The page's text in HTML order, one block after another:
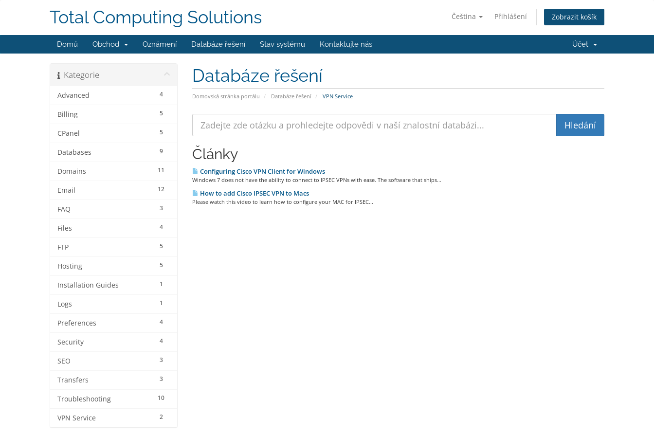
Čeština Přihlášení Zobrazit košík
Total Computing Solutions
Domů Obchod Oznámení Databáze řešení Stav systému Kontaktujte nás Účet
Databáze řešení
Domovská stránka portálu Databáze řešení VPN Service
Kategorie
4
Advanced
5
Billing
5
CPanel
9
Databases
11
Domains
12
Email
3
FAQ
4
Files
5
FTP
5
Hosting
1
Installation Guides
1
Logs
4
Preferences
4
Security
3
SEO
3
Transfers
10
Troubleshooting
2
VPN Service
Články
Configuring Cisco VPN Client for Windows
Windows 7 does not have the ability to connect to IPSEC VPNs with ease. The software that ships...
How to add Cisco IPSEC VPN to Macs
Please watch this video to learn how to configure your MAC for IPSEC...